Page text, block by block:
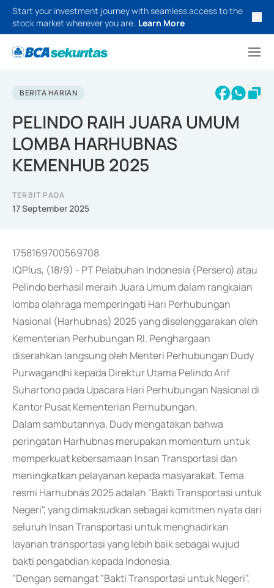
Start your investment journey with seamless access to the
stock market wherever you are. Learn More
BERITA HARIAN
PELINDO RAIH JUARA UMUM
LOMBA HARHUBNAS
KEMENHUB 2025
TERBIT PADA
17 September 2025
1758169700569708
IQPlus, (18/9) - PT Pelabuhan Indonesia (Persero) atau
Pelindo berhasil meraih Juara Umum dalam rangkaian
lomba olahraga memperingati Hari Perhubungan
Nasional (Harhubnas) 2025 yang diselenggarakan oleh
Kementerian Perhubungan RI. Penghargaan
diserahkan langsung oleh Menteri Perhubungan Dudy
Purwagandhi kepada Direktur Utama Pelindo Arif
Suhartono pada Upacara Hari Perhubungan Nasional di
Kantor Pusat Kementerian Perhubungan.
Dalam sambutannya, Dudy mengatakan bahwa
peringatan Harhubnas merupakan momentum untuk
memperkuat kebersamaan Insan Transportasi dan
meningkatkan pelayanan kepada masyarakat. Tema
resmi Harhubnas 2025 adalah "Bakti Transportasi untuk
Negeri", yang dimaksudkan sebagai komitmen nyata dari
seluruh Insan Transportasi untuk menghadirkan
layanan transportasi yang lebih baik sebagai wujud
bakti pengabdian kepada Indonesia.
"Dengan semangat "Bakti Transportasi untuk Negeri",